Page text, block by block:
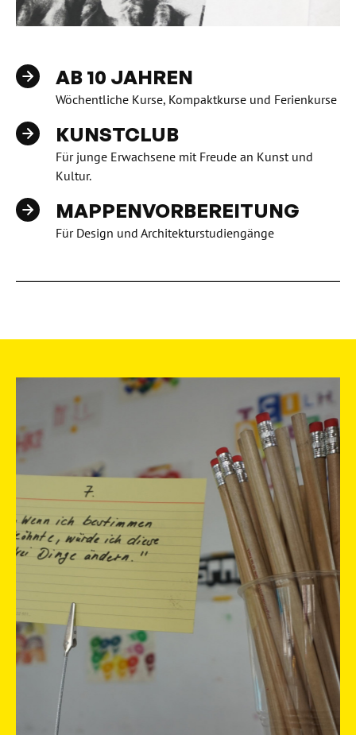
AB 10 JAHREN
Wöchentliche Kurse, Kompaktkurse und Ferienkurse
KUNSTCLUB
Für junge Erwachsene mit Freude an Kunst und
Kultur.
MAPPENVORBEREITUNG
Für Design und Architekturstudiengänge